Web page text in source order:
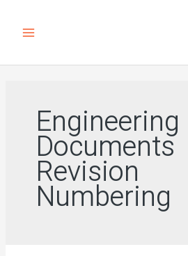
Engineering
Documents
Revision
Numbering